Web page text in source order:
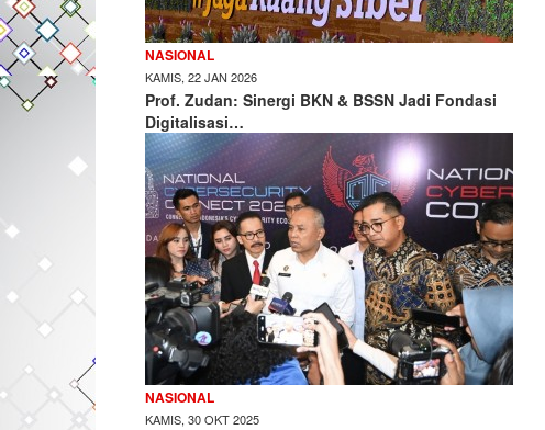
NASIONAL
KAMIS, 22 JAN 2026
Prof. Zudan: Sinergi BKN & BSSN Jadi Fondasi
Digitalisasi…
NASIONAL
KAMIS, 30 OKT 2025